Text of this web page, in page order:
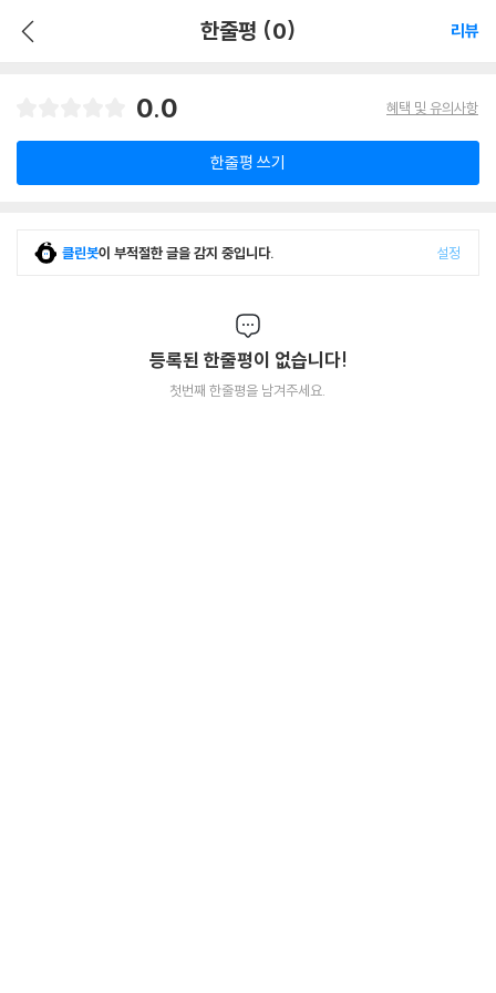
한줄평 (0) 리뷰
0.0 혜택 및 유의사항
한줄평 쓰기
클린봇이 부적절한 글을 감지 중입니다. 설정
등록된 한줄평이 없습니다!
첫번째 한줄평을 남겨주세요.